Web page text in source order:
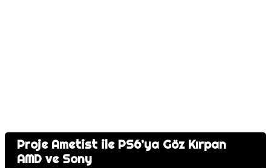
Proje Ametist ile PS6’ya Göz Kırpan
AMD ve Sony